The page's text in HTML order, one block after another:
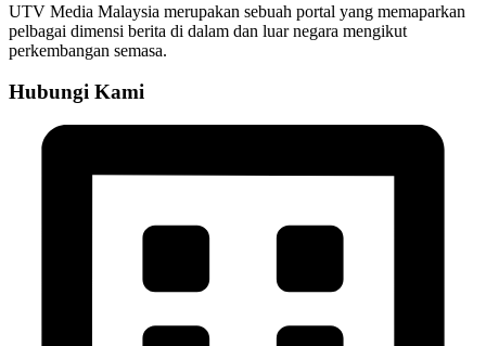
UTV Media Malaysia merupakan sebuah portal yang memaparkan
pelbagai dimensi berita di dalam dan luar negara mengikut
perkembangan semasa.
Hubungi Kami